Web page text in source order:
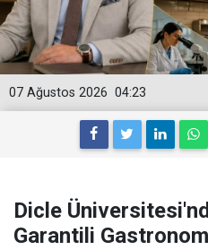
04:23
07 Ağustos 2026
Dicle
Garantili